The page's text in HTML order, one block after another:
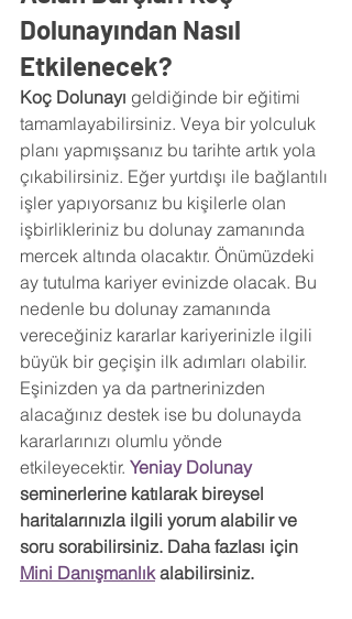
Dolunayından Nasıl
Etkilenecek?
Koç Dolunayı geldiğinde bir eğitimi
tamamlayabilirsiniz. Veya bir yolculuk
planı yapmışsanız bu tarihte artık yola
çıkabilirsiniz. Eğer yurtdışı ile bağlantılı
işler yapıyorsanız bu kişilerle olan
işbirlikleriniz bu dolunay zamanında
mercek altında olacaktır. Önümüzdeki
ay tutulma kariyer evinizde olacak. Bu
nedenle bu dolunay zamanında
vereceğiniz kararlar kariyerinizle ilgili
büyük bir geçişin ilk adımları olabilir.
Eşinizden ya da partnerinizden
alacağınız destek ise bu dolunayda
kararlarınızı olumlu yönde
etkileyecektir. Yeniay Dolunay
seminerlerine katılarak bireysel
haritalarınızla ilgili yorum alabilir ve
soru sorabilirsiniz. Daha fazlası için
Mini Danışmanlık alabilirsiniz.